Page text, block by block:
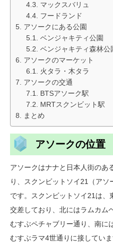
マックスバリュ
フードランド
アソークにある公園
ベンジャキティ公園
ベンジャキティ森林公
アソークのマーケット
火タラ・木タラ
アソークの交通
BTSアソーク駅
MRTスクンビット駅
まとめ
アソークの位置
アソークはナナと日本人街のあ
り、スクンビットソイ21（ア
です。スクンビットソイ21は、
交差しており、北にはラムカム
むすぶペチャブリー通り、南に
むすぶラマ4世通りに接していま